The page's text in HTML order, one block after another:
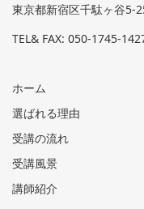
東京都新宿区千駄ヶ谷5-
TEL& FAX: 050-1745-
ホーム
選ばれる理由
受講の流れ
受講風景
講師紹介